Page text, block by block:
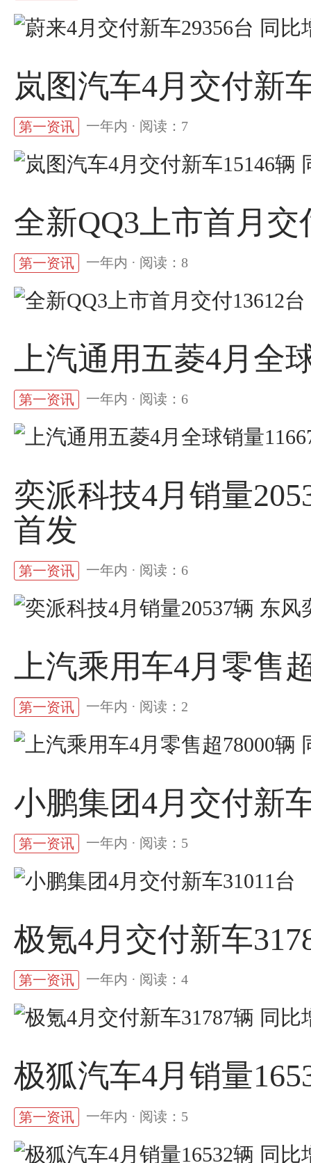
岚图汽车4月交付新
第一资讯 一年内 · 阅读：7
全新QQ3上市首月交
第一资讯 一年内 · 阅读：8
上汽通用五菱4月全
第一资讯 一年内 · 阅读：6
奕派科技4月销量
首发
第一资讯 一年内 · 阅读：6
上汽乘用车4月零售
第一资讯 一年内 · 阅读：2
小鹏集团4月交付新
第一资讯 一年内 · 阅读：5
极氪4月交付新车
第一资讯 一年内 · 阅读：4
极狐汽车4月销量
第一资讯 一年内 · 阅读：5